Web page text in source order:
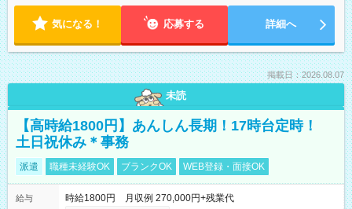
気になる！ 応募する 詳細へ
掲載日：2026.08.07
未読
【高時給1800円】あんしん長期！17時台定時！
土日祝休み＊事務
派遣 職種未経験OK ブランクOK WEB登録・面接OK
給与
時給1800円 月収例 270,000円+残業代